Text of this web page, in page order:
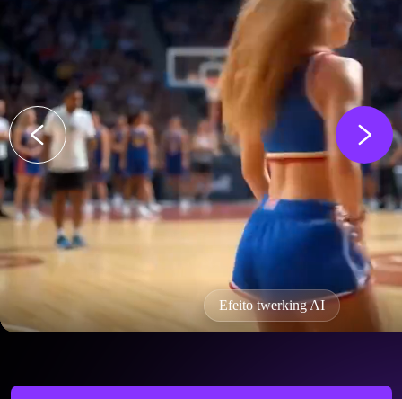
Efeito twerking AI